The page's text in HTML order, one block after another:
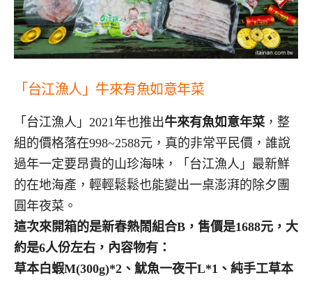
「台江漁人」牛來有魚如意年菜
「台江漁人」2021年也推出牛來有魚如意年菜，整
組的價格落在998~2588元，真的非常平民價，誰說
過年一定要昂貴的山珍海味，「台江漁人」最新鮮
的在地海產，輕輕鬆鬆也能變出一桌澎湃的除夕團
圓年夜菜。
這次來開箱的是新春熱鬧組合B，售價是1688元，大
約是6人份左右，內容物有：
草本白蝦M(300g)*2、魷魚一夜干L*1、純手工草本